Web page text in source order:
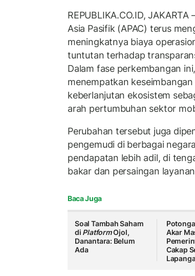
REPUBLIKA.CO.ID, JAKARTA
Asia Pasifik (APAC) terus
meningkatnya biaya
tuntutan terhadap
Dalam fase perkembangan
menempatkan
keberlanjutan ekosistem
arah pertumbuhan sektor
Perubahan tersebut juga
pengemudi di berbagai
pendapatan lebih adil, di
bakar dan persaingan
Baca Juga
Soal Tambah Saham
di PlatformOjol,
Danantara: Belum
Ada
Akar
Cakap